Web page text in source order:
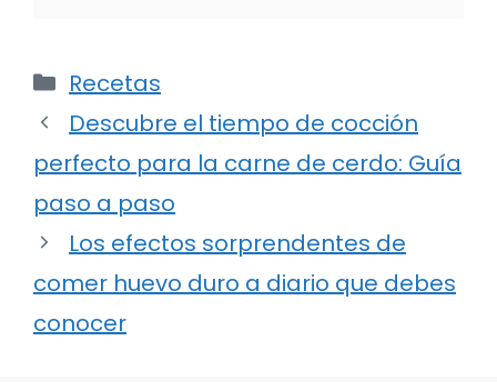
Categorías
Recetas
Descubre el tiempo de cocción
perfecto para la carne de cerdo: Guía
paso a paso
Los efectos sorprendentes de
comer huevo duro a diario que debes
conocer